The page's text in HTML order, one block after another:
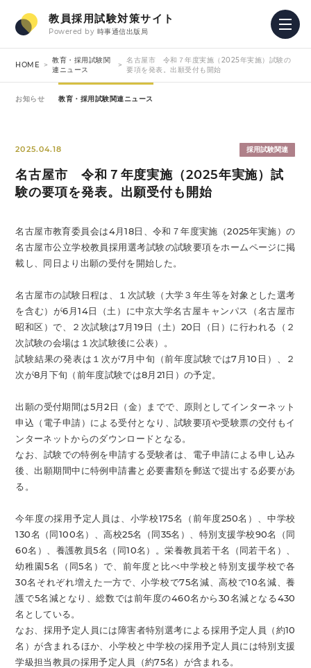
教員採用試験対策サイト
Powered by 時事通信出版局
HOME
教育・採用試験関
連ニュース
名古屋市 令和７年度実施（2025年実施）試験の
要項を発表。出願受付も開始
お知らせ 教育・採用試験関連ニュース
2025.04.18 採用試験関連
名古屋市 令和７年度実施（2025年実施）試
験の要項を発表。出願受付も開始
名古屋市教育委員会は4月18日、令和７年度実施（2025年実施）の
名古屋市公立学校教員採用選考試験の試験要項をホームページに掲
載し、同日より出願の受付を開始した。
名古屋市の試験日程は、１次試験（大学３年生等を対象とした選考
を含む）が6月14日（土）に中京大学名古屋キャンパス（名古屋市
昭和区）で、２次試験は7月19日（土）20日（日）に行われる（２
次試験の会場は１次試験後に公表）。
試験結果の発表は１次が7月中旬（前年度試験では7月10日）、２
次が8月下旬（前年度試験では8月21日）の予定。
出願の受付期間は5月2日（金）までで、原則としてインターネット
申込（電子申請）による受付となり、試験要項や受験票の交付もイ
ンターネットからのダウンロードとなる。
なお、試験での特例を申請する受験者は、電子申請による申し込み
後、出願期間中に特例申請書と必要書類を郵送で提出する必要があ
る。
今年度の採用予定人員は、小学校175名（前年度250名）、中学校
130名（同100名）、高校25名（同35名）、特別支援学校90名（同
60名）、養護教員5名（同10名）。栄養教員若干名（同若干名）、
幼稚園5名（同5名）で、前年度と比べ中学校と特別支援学校で各
30名それぞれ増えた一方で、小学校で75名減、高校で10名減、養
護で5名減となり、総数では前年度の460名から30名減となる430
名としている。
なお、採用予定人員には障害者特別選考による採用予定人員（約10
名）が含まれるほか、小学校と中学校の採用予定人員には特別支援
学級担当教員の採用予定人員（約75名）が含まれる。